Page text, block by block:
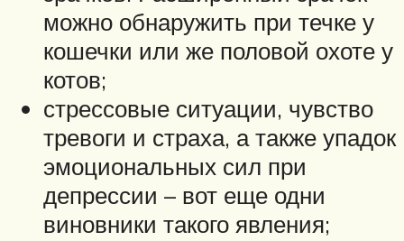
можно обнаружить при течке у
кошечки или же половой охоте у
котов;
стрессовые ситуации, чувство
тревоги и страха, а также упадок
эмоциональных сил при
депрессии – вот еще одни
виновники такого явления;